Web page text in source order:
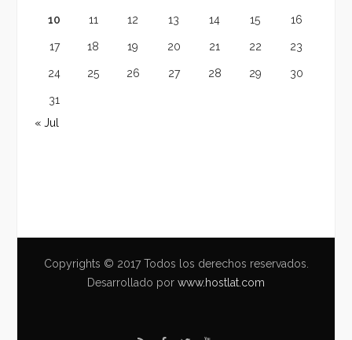
10 11 12 13 14 15 16
17 18 19 20 21 22 23
24 25 26 27 28 29 30
31
« Jul
Copyrights © 2017 Todos los derechos reservados.
Desarrollado por www.hostlat.com